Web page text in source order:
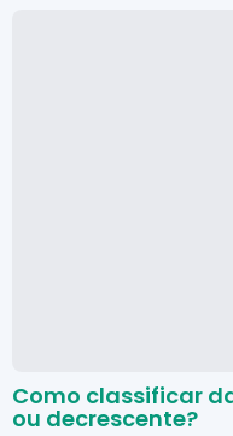
Como classificar
ou decrescente?